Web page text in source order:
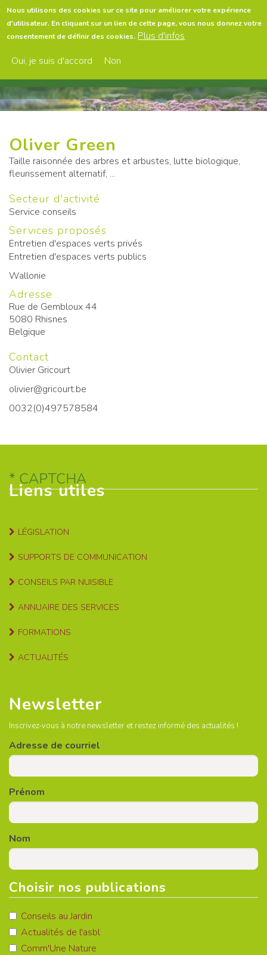
Nous utilisons des cookies sur ce site pour améliorer votre expérience
d'utilisateur. En cliquant sur un lien de cette page, vous nous donnez votre
consentement de définir des cookies. Plus d'infos
Oui, je suis d'accord
Non
Aller
au
contenu
Oliver Green
Taille raisonnée des arbres et arbustes, lutte biologique,
fleurissement alternatif, ...
Secteur d'activité
Service conseils
Services proposés
Entretien d'espaces verts privés
Entretien d'espaces verts publics
Wallonie
Adresse
Rue de Gembloux 44
5080 Rhisnes
Belgique
Contact
Olivier Gricourt
olivier@gricourt.be
0032(0)497578584
Liens utiles
LÉGISLATION
SUPPORTS DE COMMUNICATION
CONSEILS PAR NUISIBLE
ANNUAIRE DES SERVICES
FORMATIONS
ACTUALITÉS
Newsletter
Inscrivez-vous à notre newsletter et restez informé des actualités !
Adresse de courriel
Prénom
Nom
Choisir nos publications
Conseils au Jardin
Actualités de l'asbl
Comm'Une Nature
CAPTCHA